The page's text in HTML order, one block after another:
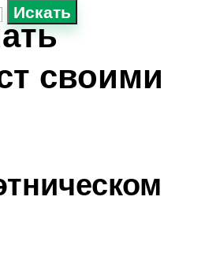
Искать
своими